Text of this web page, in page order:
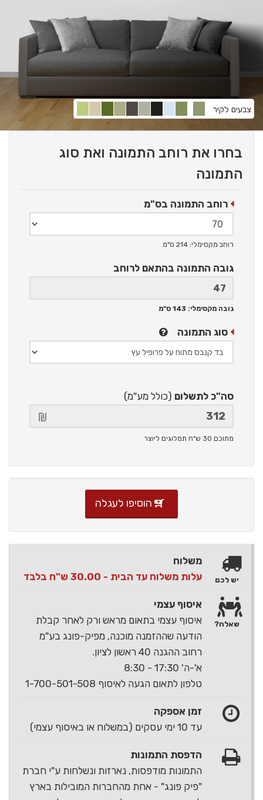
צבעים לקיר
בחרו את רוחב התמונה ואת סוג
התמונה
רוחב התמונה בס"מ
רוחב מקסימלי: 214 ס"מ
גובה התמונה בהתאם לרוחב
גובה מקסימלי: 143 ס"מ
סוג התמונה
סה"כ לתשלום (כולל מע"מ)
מתוכם 30 ש"ח תמלוגים ליוצר
הוסיפו לעגלה
משלוח
עלות משלוח עד הבית - 30.00 ש"ח בלבד
איסוף עצמי
איסוף עצמי בתאום מראש ורק לאחר קבלת
הודעה שההזמנה מוכנה, מפיק-פונג בע"מ
רחוב ההגנה 40 ראשון לציון.
א'-ה' 17:30 - 8:30
טלפון לתאום הגעה לאיסוף 1-700-501-508
זמן אספקה
עד 10 ימי עסקים (במשלוח או באיסוף עצמי)
הדפסת התמונות
התמונות מודפסות, נארזות ונשלחות ע"י חברת
"פיק פונג" - אחת מהחברות המובילות בארץ
יש לכם
שאלה?